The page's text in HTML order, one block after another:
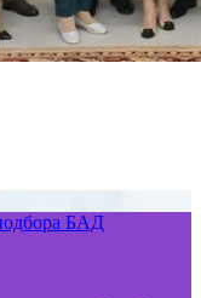
БАД